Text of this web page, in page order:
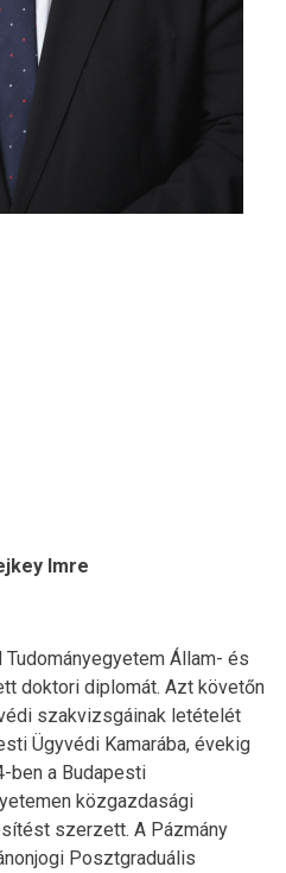
Imre
Állam- és
doktori diplomát. Azt követőn
szakvizsgáinak letételét
Ügyvédi Kamarába, évekig
ben a Budapesti
közgazdasági
szerzett. A Pázmány
Posztgraduális